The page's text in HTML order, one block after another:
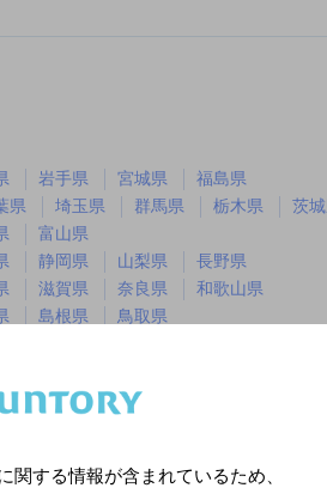
岩手県 宮城県
福島県
県 埼玉県 群馬県 栃木県
茨
富山県
静岡県 山梨県
長野県
滋賀県 奈良県
和歌山県
島根県
鳥取県
関する情報が含まれているため、